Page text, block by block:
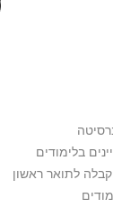
בלימודים
קבלה לתואר ראשון